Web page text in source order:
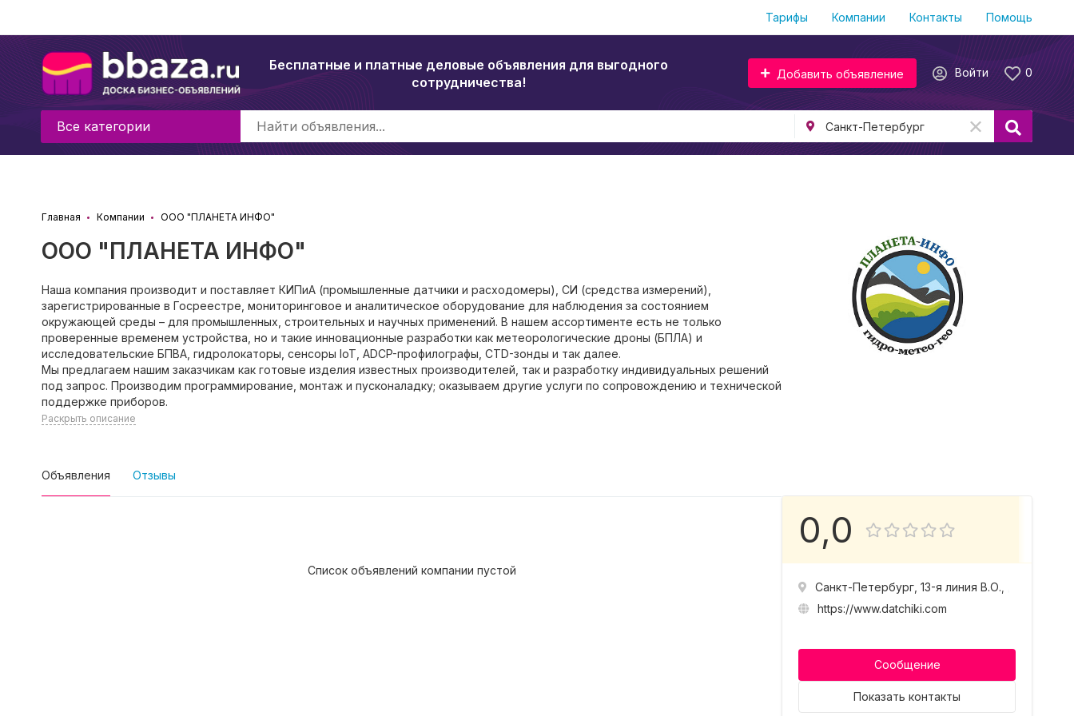
Тарифы Компании Контакты Помощь
Бесплатные и платные деловые объявления для выгодного
сотрудничества!
0
Войти
Добавить объявление
Все категории
Главная Компании ООО "ПЛАНЕТА ИНФО"
ООО "ПЛАНЕТА ИНФО"
Наша компания производит и поставляет КИПиА (промышленные датчики и расходомеры), СИ (средства измерений),
зарегистрированные в Госреестре, мониторинговое и аналитическое оборудование для наблюдения за состоянием
окружающей среды – для промышленных, строительных и научных применений. В нашем ассортименте есть не только
проверенные временем устройства, но и такие инновационные разработки как метеорологические дроны (БПЛА) и
исследовательские БПВА, гидролокаторы, сенсоры IoT, ADCP-профилографы, CTD-зонды и так далее.
Мы предлагаем нашим заказчикам как готовые изделия известных производителей, так и разработку индивидуальных решений
под запрос. Производим программирование, монтаж и пусконаладку; оказываем другие услуги по сопровождению и технической
поддержке приборов.
Раскрыть описание
Объявления Отзывы
Список объявлений компании пустой
0,0
Санкт-Петербург, 13-я линия В.О., д. 78
https://www.datchiki.com
Сообщение
Показать контакты